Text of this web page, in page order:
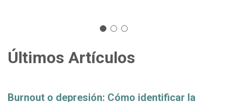
Últimos Artículos
Burnout o depresión: Cómo identificar la